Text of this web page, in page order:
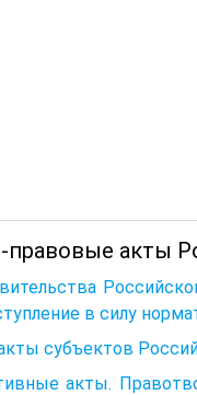
акты
в силу
субъектов
акты.